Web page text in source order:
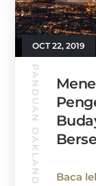
OCT 22, 2019
PANDUAN OAKLAND Baca